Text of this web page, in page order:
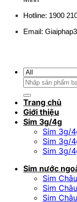
Hotline: 1900
Email:
Tìm
kiếm:
Trang chủ
Giới thiệu
Sim 3g/4g
Sim 3g/
Sim 3g/
Sim 3g/
Sim nước
Sim
Sim
Sim